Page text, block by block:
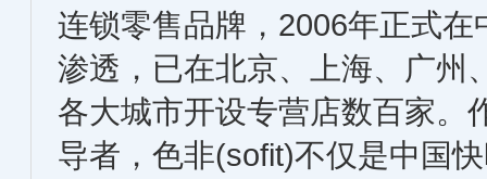
连锁零售品牌，2006年正式在
渗透，已在北京、上海、广州
各大城市开设专营店数百家。
导者，色非(sofit)不仅是中国